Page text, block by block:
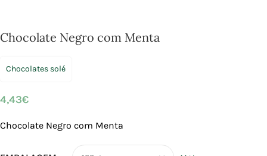
Chocolate Negro com Menta
Chocolates solé
4,43€
Chocolate Negro com Menta